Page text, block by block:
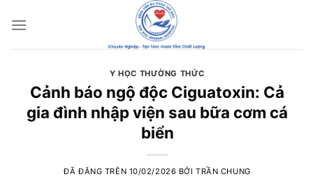
đến
Y HỌC THƯỜNG THỨC
Cảnh báo ngộ độc Ciguatoxin: Cả
gia đình nhập viện sau bữa cơm cá
biển
ĐÃ ĐĂNG TRÊN 10/02/2026 BỞITRẦN CHUNG